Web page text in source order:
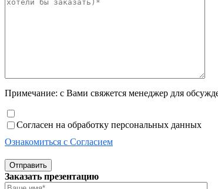
Примечание: с Вами свяжется менеджер для
Согласен на обработку персональных данных
Ознакомиться с Согласием
Отправить
Заказать презентацию